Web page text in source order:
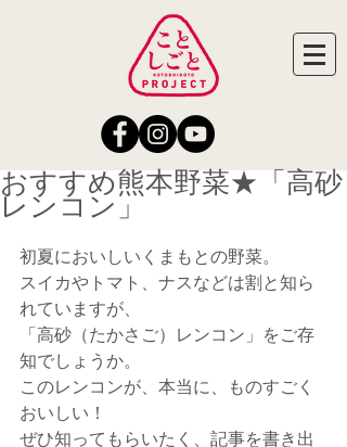
おすすめ熊本野菜★「高砂
レンコン」
初夏においしいくまもとの野菜。
スイカやトマト、ナスなどは割と知ら
れていますが、
「高砂（たかさご）レンコン」をご存
知でしょうか。
このレンコンが、本当に、ものすごく
おいしい！
ぜひ知ってもらいたく、記事を書き出